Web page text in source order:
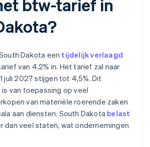
btw-tarief in
Dakota een tijdelijk verlaagd
van 4,2% in. Het tarief zal naar
juli 2027 stijgen tot 4,5%. Dit
van toepassing op veel
van materiële roerende zaken
aan diensten. South Dakota belast
dan veel staten, wat ondernemingen